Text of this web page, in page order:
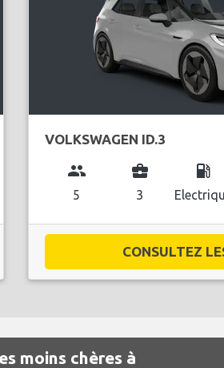
VOLKSWAGEN ID.3
group
5
business_center
3
local_gas_station
CONSULTEZ
moins chères à